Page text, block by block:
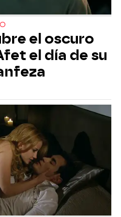
el oscuro
el día de su